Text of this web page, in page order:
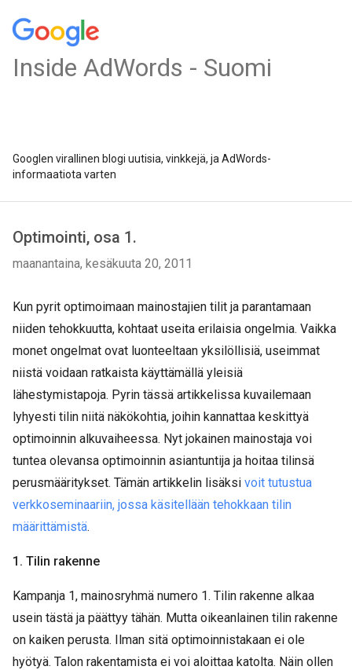
Inside AdWords - Suomi
Googlen virallinen blogi uutisia, vinkkejä, ja AdWords-
informaatiota varten
Optimointi, osa 1.
maanantaina, kesäkuuta 20, 2011
Kun pyrit optimoimaan mainostajien tilit ja parantamaan
niiden tehokkuutta, kohtaat useita erilaisia ongelmia. Vaikka
monet ongelmat ovat luonteeltaan yksilöllisiä, useimmat
niistä voidaan ratkaista käyttämällä yleisiä
lähestymistapoja. Pyrin tässä artikkelissa kuvailemaan
lyhyesti tilin niitä näkökohtia, joihin kannattaa keskittyä
optimoinnin alkuvaiheessa. Nyt jokainen mainostaja voi
tuntea olevansa optimoinnin asiantuntija ja hoitaa tilinsä
perusmääritykset. Tämän artikkelin lisäksi voit tutustua
verkkoseminaariin, jossa käsitellään tehokkaan tilin
määrittämistä.
1. Tilin rakenne
Kampanja 1, mainosryhmä numero 1. Tilin rakenne alkaa
usein tästä ja päättyy tähän. Mutta oikeanlainen tilin rakenne
on kaiken perusta. Ilman sitä optimoinnistakaan ei ole
hyötyä. Talon rakentamista ei voi aloittaa katolta. Näin ollen